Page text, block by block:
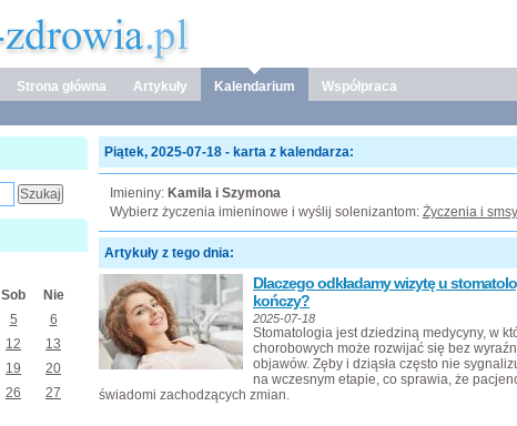
Strona główna Artykuły Kalendarium Współpraca
Piątek, 2025-07-18 - karta z kalendarza:
Imieniny: Kamila i Szymona
Wybierz życzenia imieninowe i wyślij solenizantom: Życzenia i smsy
Artykuły z tego dnia:
Dlaczego odkładamy wizytę u
kończy?
2025-07-18
Stomatologia jest dziedziną medycyny, w
chorobowych może rozwijać się bez
objawów. Zęby i dziąsła często nie
na wczesnym etapie, co sprawia, że
świadomi zachodzących zmian.
Sob
Nie
5
6
12
13
19
20
26
27